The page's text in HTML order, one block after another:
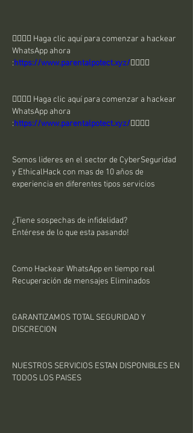
👉🏻👉🏻 Haga clic aquí para comenzar a hackear
WhatsApp ahora
:https://www.parentalpotect.xyz/👈🏻👈🏻
👉🏻👉🏻 Haga clic aquí para comenzar a hackear
WhatsApp ahora
:https://www.parentalpotect.xyz/👈🏻👈🏻
Somos lideres en el sector de CyberSeguridad
y EthicalHack con mas de 10 años de
experiencia en diferentes tipos servicios
¿Tiene sospechas de infidelidad?
Entérese de lo que esta pasando!
Como Hackear WhatsApp en tiempo real
Recuperación de mensajes Eliminados
GARANTIZAMOS TOTAL SEGURIDAD Y
DISCRECION
NUESTROS SERVICIOS ESTAN DISPONIBLES EN
TODOS LOS PAISES